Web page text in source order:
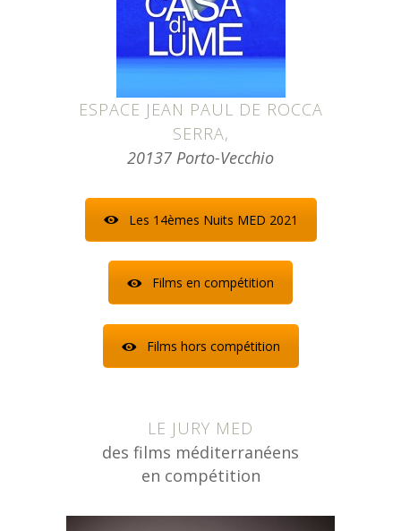
ESPACE JEAN PAUL DE ROCCA
SERRA,
20137 Porto-Vecchio
Les 14èmes Nuits MED 2021
Films en compétition
Films hors compétition
LE JURY MED
des films méditerranéens
en compétition